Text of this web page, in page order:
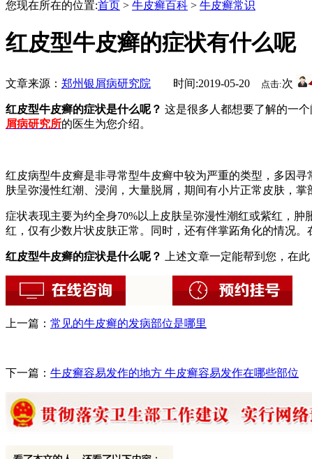
您现在所在的位置:首页 > 牛皮癣百科 > 牛皮癣常识
红皮型牛皮癣的症状有什么呢
文章来源： 郑州银屑病研究院 时间:2019-05-20 点击:次
红皮型牛皮癣的症状是什么呢？ 这是很多人都想要了解的一
屑病研究所的医生为您介绍。
红皮病型牛皮癣是非寻常型牛皮癣中较为严重的类型，多因
肤呈弥漫性红潮、浸润，大量脱屑，期间有小片正常皮肤，
症状表现主要为约全身70%以上皮肤呈弥漫性潮红或紫红，
红，仅有少数片状皮肤正常。同时，还有伴掌跖角化的情况。
红皮型牛皮癣的症状是什么呢？ 上述文章一定能帮到您，在
上一篇： 常见的牛皮癣的发病部位是哪里
下一篇： 牛皮癣容易发作的地方 牛皮癣容易发作在哪些部位